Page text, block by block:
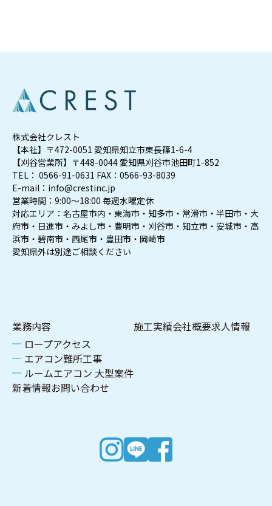
業務内容
ロープアクセス
エアコン難所工事
ルームエアコン 大型案件
施工実績会社概要求人情報
新着情報お問い合わせ
株式会社クレスト
【本社】〒472-0051 愛知県知立市東長篠1-6-4
【刈谷営業所】〒448-0044 愛知県刈谷市池田町1-852
TEL： 0566-91-0631 FAX：0566-93-8039
E-mail：info@crestinc.jp
営業時間：9:00～18:00 毎週水曜定休
対応エリア：名古屋市内・東海市・知多市・常滑市・半田市・大
府市・日進市・みよし市・豊明市・刈谷市・知立市・安城市・高
浜市・碧南市・西尾市・豊田市・岡崎市
愛知県外は別途ご相談ください